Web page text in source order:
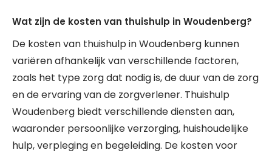
Wat zijn de kosten van thuishulp in Woudenberg?
De kosten van thuishulp in Woudenberg kunnen
variëren afhankelijk van verschillende factoren,
zoals het type zorg dat nodig is, de duur van de zorg
en de ervaring van de zorgverlener. Thuishulp
Woudenberg biedt verschillende diensten aan,
waaronder persoonlijke verzorging, huishoudelijke
hulp, verpleging en begeleiding. De kosten voor